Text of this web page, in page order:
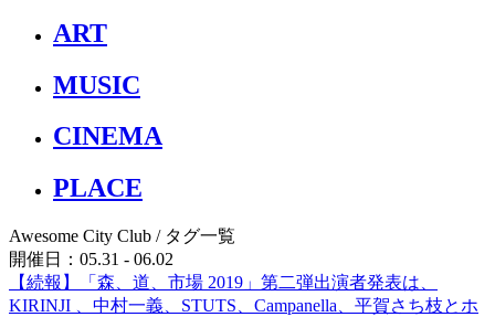
ART
MUSIC
CINEMA
PLACE
Awesome City Club / タグ一覧
開催日：05.31 - 06.02
【続報】「森、道、市場 2019」第二弾出演者発表は、
KIRINJI 、中村一義、STUTS、Campanella、平賀さち枝とホ